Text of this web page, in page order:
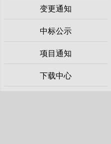
变更通知
中标公示
项目通知
下载中心